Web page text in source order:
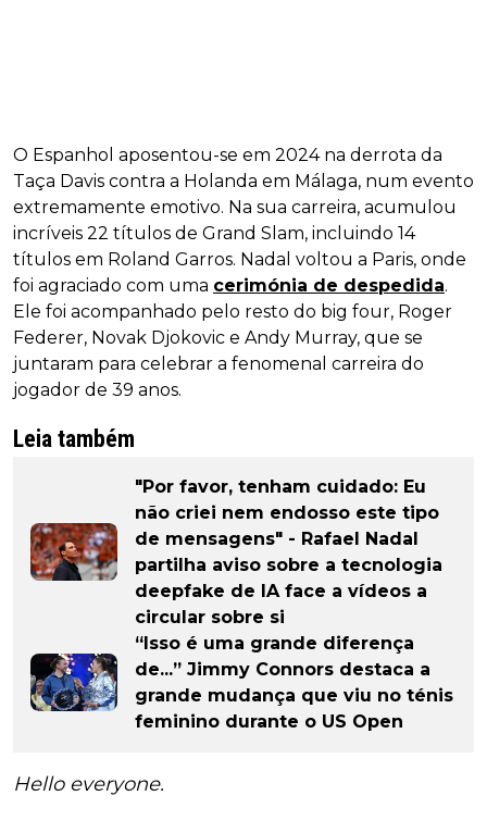
O Espanhol aposentou-se em 2024 na derrota da
Taça Davis contra a Holanda em Málaga, num evento
extremamente emotivo. Na sua carreira, acumulou
incríveis 22 títulos de Grand Slam, incluindo 14
títulos em Roland Garros. Nadal voltou a Paris, onde
foi agraciado com uma cerimónia de despedida.
Ele foi acompanhado pelo resto do big four, Roger
Federer, Novak Djokovic e Andy Murray, que se
juntaram para celebrar a fenomenal carreira do
jogador de 39 anos.
Leia também
"Por favor, tenham cuidado: Eu
não criei nem endosso este tipo
de mensagens" - Rafael Nadal
partilha aviso sobre a tecnologia
deepfake de IA face a vídeos a
circular sobre si
“Isso é uma grande diferença
de...” Jimmy Connors destaca a
grande mudança que viu no ténis
feminino durante o US Open
Hello everyone.